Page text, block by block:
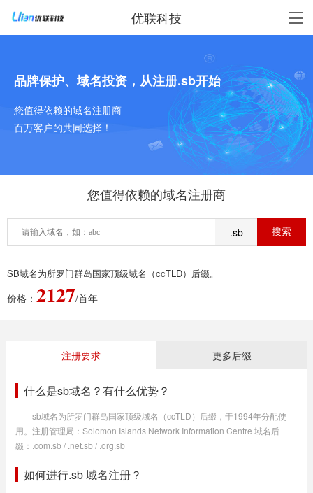
优联科技
品牌保护、域名投资，从注册.sb开始
您值得依赖的域名注册商
百万客户的共同选择！
您值得依赖的域名注册商
.sb
SB域名为所罗门群岛国家顶级域名（ccTLD）后缀。
价格： 2127/首年
注册要求 更多后缀
什么是sb域名？有什么优势？
sb域名为所罗门群岛国家顶级域名（ccTLD）后缀，于1994年分配使
用。注册管理局：Solomon Islands Network Information Centre 域名后
缀：.com.sb / .net.sb / .org.sb
如何进行.sb 域名注册？